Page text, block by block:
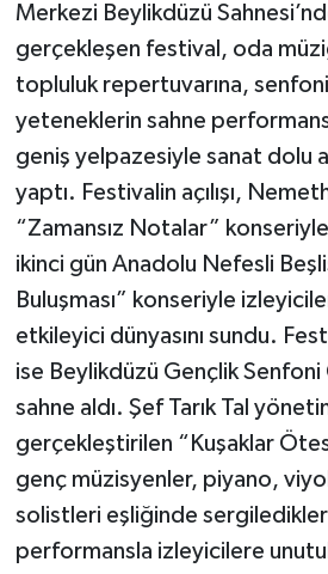
Merkezi Beylikdüzü
gerçekleşen festival, oda
topluluk repertuvarına,
yeteneklerin sahne
geniş yelpazesiyle sanat dolu
yaptı. Festivalin açılışı,
“Zamansız Notalar”
ikinci gün Anadolu Nefesli
Buluşması” konseriyle
etkileyici dünyasını sundu.
ise Beylikdüzü Gençlik Senfoni
sahne aldı. Şef Tarık Tal
gerçekleştirilen “Kuşaklar
genç müzisyenler, piyano,
solistleri eşliğinde sergiledikleri
performansla izleyicilere